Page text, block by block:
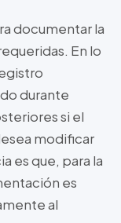
documentar la
En lo
durante
si el
modificar
es que, para la
es
al